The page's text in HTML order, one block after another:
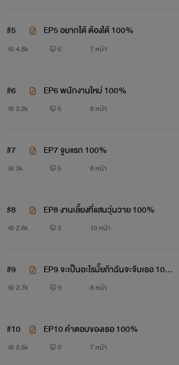
ฟ้าใส อายุ 21 ปี
ผู้หญิงตัวเล็กๆ ที่ต้องทำงานส่งตัวเองเรียน
น้อยวัยห้าขวบ เธออ่อนหวาน อ่อนต่อโลก ถึ
#5 EP5 อยากได้ ต้องได้ 100%
4.8k 6 7 หน้า
#6 EP6 พนักงานใหม่ 100%
3.2k 6 8 หน้า
#7 EP7 จูบแรก 100%
3k 5 8 หน้า
#8 EP8 งานเลี้ยงที่แสนวุ่นวาย ​100%
2.8k 3 10 หน้า
#9
EP9 จะเป็นอะไรมั๊ยถ้าฉันจะจีบเธอ 10
0%
2.7k 9 8 หน้า
#10 EP10 คำตอบของเธอ 100%
2.5k 0 7 หน้า